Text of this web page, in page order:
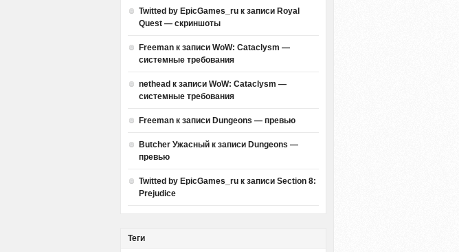
Twitted by EpicGames_ru к записи Royal
Quest — скриншоты
Freeman к записи WoW: Cataclysm —
системные требования
nethead к записи WoW: Cataclysm —
системные требования
Freeman к записи Dungeons — превью
Butcher Ужасный к записи Dungeons —
превью
Twitted by EpicGames_ru к записи Section 8:
Prejudice
Теги